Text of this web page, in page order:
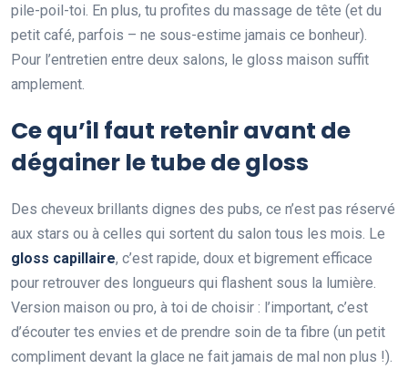
pile-poil-toi. En plus, tu profites du massage de tête (et du
petit café, parfois – ne sous-estime jamais ce bonheur).
Pour l’entretien entre deux salons, le gloss maison suffit
amplement.
Ce qu’il faut retenir avant de
dégainer le tube de gloss
Des cheveux brillants dignes des pubs, ce n’est pas réservé
aux stars ou à celles qui sortent du salon tous les mois. Le
gloss capillaire, c’est rapide, doux et bigrement efficace
pour retrouver des longueurs qui flashent sous la lumière.
Version maison ou pro, à toi de choisir : l’important, c’est
d’écouter tes envies et de prendre soin de ta fibre (un petit
compliment devant la glace ne fait jamais de mal non plus !).